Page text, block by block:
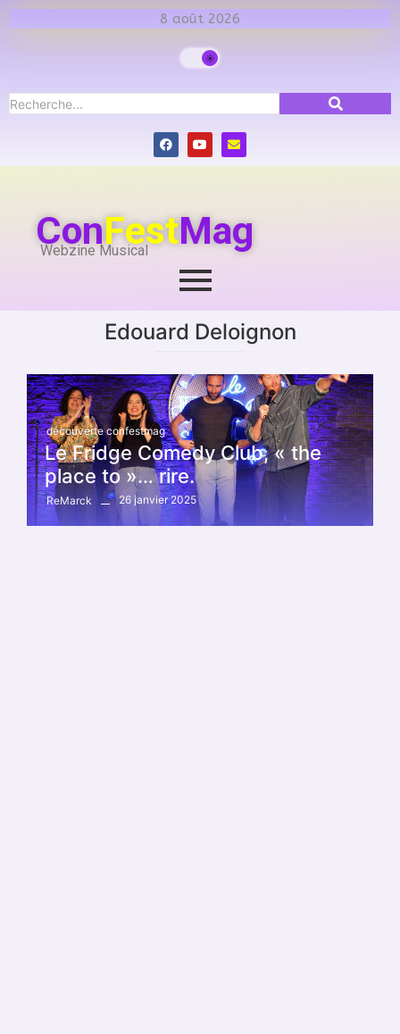
8 août 2026
ConFestMag
Webzine Musical
Edouard Deloignon
découverte confestmag
Le Fridge Comedy Club, « the
place to »… rire.
ReMarck 26 janvier 2025